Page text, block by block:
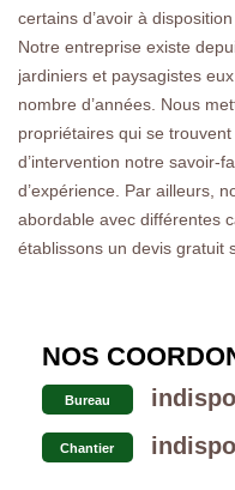
certains d’avoir à
Notre entreprise existe
jardiniers et paysagistes
nombre d’années. Nous
propriétaires qui se
d’intervention notre savoir-
d’expérience. Par ailleurs,
abordable avec différentes
établissons un devis gratuit
NOS
Bureau
Chantier